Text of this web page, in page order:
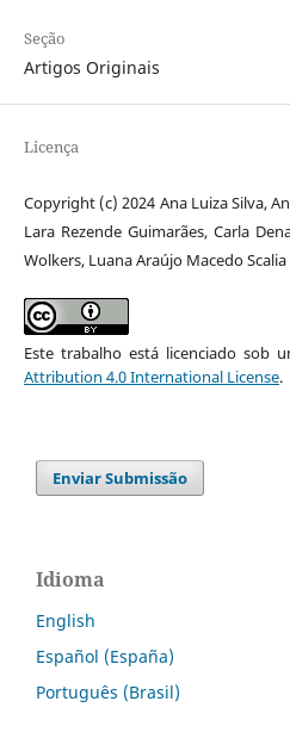
Seção
Artigos Originais
Licença
Copyright (c) 2024 Ana Luiza Silva,
Lara Rezende Guimarães, Carla
Wolkers, Luana Araújo Macedo Scalia
Este trabalho está licenciado sob
Attribution 4.0 International License.
Enviar Submissão
Idioma
English
Español (España)
Português (Brasil)